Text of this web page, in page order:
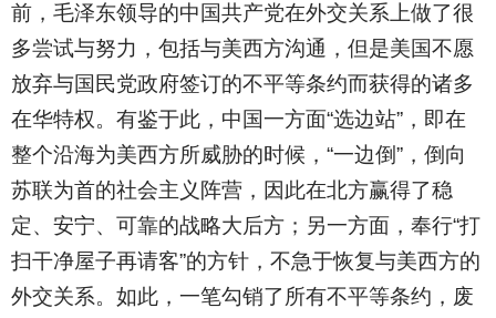
前，毛泽东领导的中国共产党在外交关系上做了很
多尝试与努力，包括与美西方沟通，但是美国不愿
放弃与国民党政府签订的不平等条约而获得的诸多
在华特权。有鉴于此，中国一方面“选边站”，即在
整个沿海为美西方所威胁的时候，“一边倒”，倒向
苏联为首的社会主义阵营，因此在北方赢得了稳
定、安宁、可靠的战略大后方；另一方面，奉行“打
扫干净屋子再请客”的方针，不急于恢复与美西方的
外交关系。如此，一笔勾销了所有不平等条约，废